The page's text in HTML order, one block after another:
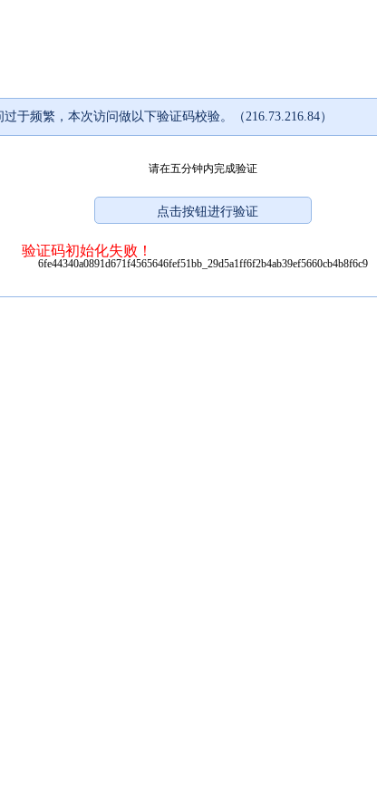
过于频繁，本次访问做以下验证码校验。（216.73.216.84）
请在五分钟内完成验证
验证码初始化失败！
6fe44340a0891d671f4565646fef51bb_29d5a1ff6f2b4ab39ef5660cb4b8f6c9